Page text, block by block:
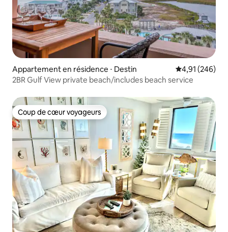
Appartement en résidence ⋅ Destin Évaluation
4,91 (246)
2BR Gulf View private beach/includes beach service
Coup de cœur voyageurs
Coup de cœur voyageurs